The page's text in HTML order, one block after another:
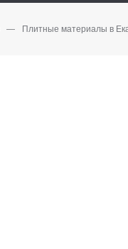
— Плитные материалы в